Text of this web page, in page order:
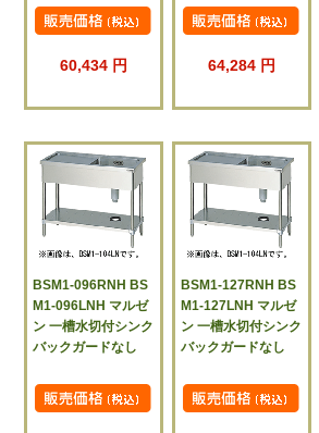
60,434 円 64,284 円
BSM1-096RNH BS
M1-096LNH マルゼ
ン 一槽水切付シンク
バックガードなし
BSM1-127RNH BS
M1-127LNH マルゼ
ン 一槽水切付シンク
バックガードなし